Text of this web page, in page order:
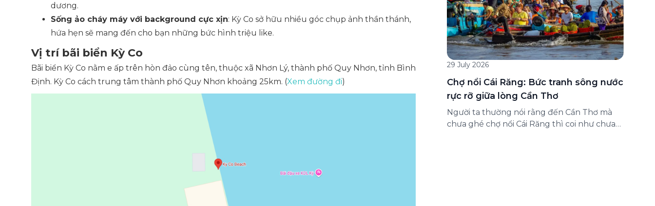
dương.
Sống ảo cháy máy với background cực xịn: Kỳ Co sở hữu nhiều góc chụp ảnh thần thánh,
hứa hẹn sẽ mang đến cho bạn những bức hình triệu like.
Vị trí bãi biển Kỳ Co
Bãi biển Kỳ Co nằm e ấp trên hòn đảo cùng tên, thuộc xã Nhơn Lý, thành phố Quy Nhơn, tỉnh Bình
Định. Kỳ Co cách trung tâm thành phố Quy Nhơn khoảng 25km. (Xem đường đi)
29 July 2026
Chợ nổi Cái Răng: Bức tranh sông nước
rực rỡ giữa lòng Cần Thơ
Người ta thường nói rằng đến Cần Thơ mà
chưa ghé chợ nổi Cái Răng thì coi như chưa